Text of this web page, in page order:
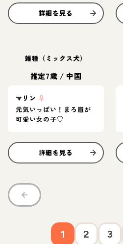
詳細を見る
雑種（ミックス犬）
推定7歳 / 中国
マリン ♀
元気いっぱい！まろ眉が
可愛い女の子♡
詳細を見る
1 2 3